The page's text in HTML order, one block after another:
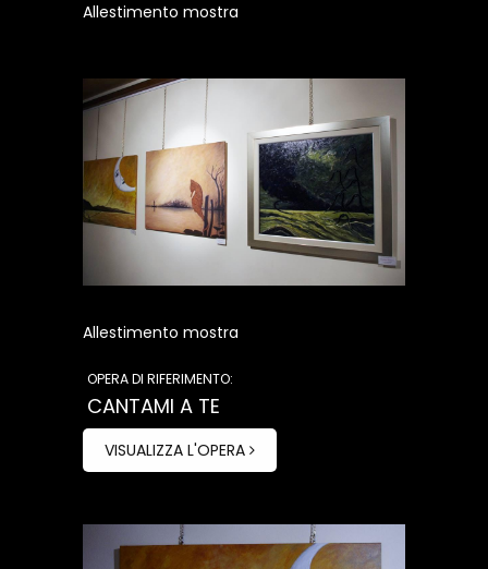
Allestimento mostra
Allestimento mostra
OPERA DI RIFERIMENTO:
CANTAMI A TE
VISUALIZZA L'OPERA